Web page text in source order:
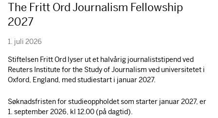
The Fritt Ord Journalism Fellowship
2027
1. juli 2026
Stiftelsen Fritt Ord lyser ut et halvårig journaliststipend ved
Reuters Institute for the Study of Journalism ved universitetet i
Oxford, England, med studiestart i januar 2027.
Søknadsfristen for studieoppholdet som starter januar 2027, er
1. september 2026, kl 12.00 (på dagtid).